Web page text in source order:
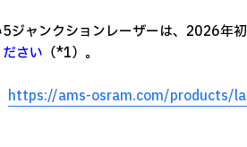
ジャンクションレーザーは、2026年
さい （*1）。
https://ams-osram.com/products/